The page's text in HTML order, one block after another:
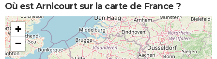
Où est Arnicourt sur la carte de France ?
+
−